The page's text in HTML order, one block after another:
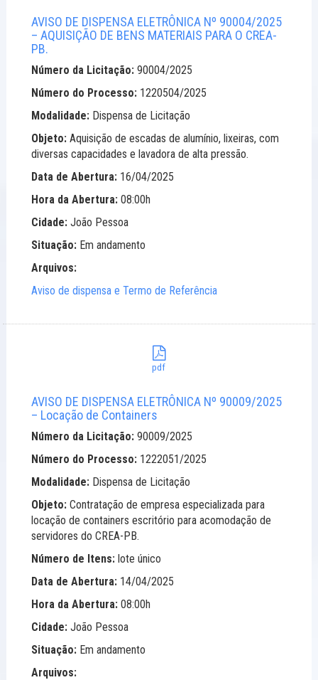
AVISO DE DISPENSA ELETRÔNICA Nº 90004/2025
– AQUISIÇÃO DE BENS MATERIAIS PARA O CREA-
PB.
Número da Licitação: 90004/2025
Número do Processo: 1220504/2025
Modalidade: Dispensa de Licitação
Objeto: Aquisição de escadas de alumínio, lixeiras, com
diversas capacidades e lavadora de alta pressão.
Data de Abertura: 16/04/2025
Hora da Abertura: 08:00h
Cidade: João Pessoa
Situação: Em andamento
Arquivos:
Aviso de dispensa e Termo de Referência
pdf
AVISO DE DISPENSA ELETRÔNICA Nº 90009/2025
– Locação de Containers
Número da Licitação: 90009/2025
Número do Processo: 1222051/2025
Modalidade: Dispensa de Licitação
Objeto: Contratação de empresa especializada para
locação de containers escritório para acomodação de
servidores do CREA-PB.
Número de Itens: lote único
Data de Abertura: 14/04/2025
Hora da Abertura: 08:00h
Cidade: João Pessoa
Situação: Em andamento
Arquivos: